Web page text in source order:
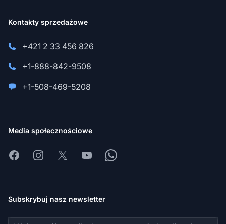
Kontakty sprzedażowe
+421 2 33 456 826
+1-888-842-9508
+1-508-469-5208
Media społecznościowe
FacebookInstagram
X YoutubeWhatsapp
Subskrybuj nasz newsletter